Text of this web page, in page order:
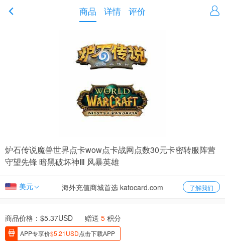
商品 详情 评价
炉石传说魔兽世界点卡wow点卡战网点数30元卡密转服阵营
守望先锋 暗黑破坏神Ⅲ 风暴英雄
美元 海外充值商城首选 katocard.com 了解我们
商品价格：$5.37USD 赠送 5 积分
APP专享价$5.21USD点击下载APP